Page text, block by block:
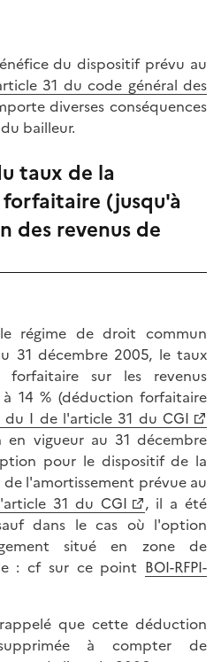
du dispositif prévu au
31 du code général des
diverses conséquences
bailleur.
taux de la
(jusqu'à
des revenus de
régime de droit commun
31 décembre 2005, le taux
sur les revenus
14 % (déduction forfaitaire
du I de l'article 31 du CGI
en vigueur au 31 décembre
pour le dispositif de la
l'amortissement prévue au
31 du CGI
, il a été
dans le cas où l'option
situé en zone de
: cf sur ce point BOI-RFPI-
que cette déduction
à compter de